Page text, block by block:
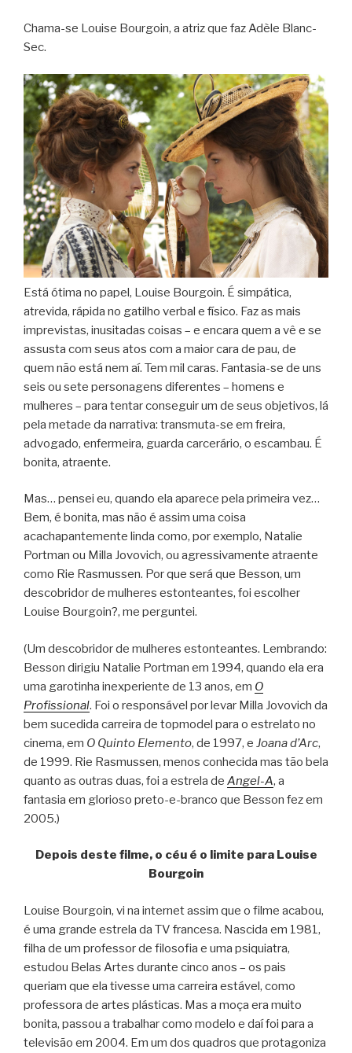
Chama-se Louise Bourgoin, a atriz que faz Adèle Blanc-
Sec.
Está ótima no papel, Louise Bourgoin. É simpática,
atrevida, rápida no gatilho verbal e físico. Faz as mais
imprevistas, inusitadas coisas – e encara quem a vê e se
assusta com seus atos com a maior cara de pau, de
quem não está nem aí. Tem mil caras. Fantasia-se de uns
seis ou sete personagens diferentes – homens e
mulheres – para tentar conseguir um de seus objetivos, lá
pela metade da narrativa: transmuta-se em freira,
advogado, enfermeira, guarda carcerário, o escambau. É
bonita, atraente.
Mas… pensei eu, quando ela aparece pela primeira vez…
Bem, é bonita, mas não é assim uma coisa
acachapantemente linda como, por exemplo, Natalie
Portman ou Milla Jovovich, ou agressivamente atraente
como Rie Rasmussen. Por que será que Besson, um
descobridor de mulheres estonteantes, foi escolher
Louise Bourgoin?, me perguntei.
(Um descobridor de mulheres estonteantes. Lembrando:
Besson dirigiu Natalie Portman em 1994, quando ela era
uma garotinha inexperiente de 13 anos, em O
Profissional. Foi o responsável por levar Milla Jovovich da
bem sucedida carreira de topmodel para o estrelato no
cinema, em O Quinto Elemento, de 1997, e Joana d’Arc,
de 1999. Rie Rasmussen, menos conhecida mas tão bela
quanto as outras duas, foi a estrela de Angel-A, a
fantasia em glorioso preto-e-branco que Besson fez em
2005.)
Depois deste filme, o céu é o limite para Louise
Bourgoin
Louise Bourgoin, vi na internet assim que o filme acabou,
é uma grande estrela da TV francesa. Nascida em 1981,
filha de um professor de filosofia e uma psiquiatra,
estudou Belas Artes durante cinco anos – os pais
queriam que ela tivesse uma carreira estável, como
professora de artes plásticas. Mas a moça era muito
bonita, passou a trabalhar como modelo e daí foi para a
televisão em 2004. Em um dos quadros que protagoniza